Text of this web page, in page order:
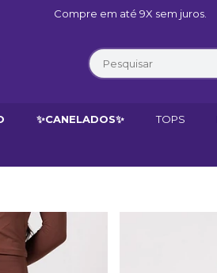
Compre em até 9X sem juros.
✨CANELADOS✨ TOPS